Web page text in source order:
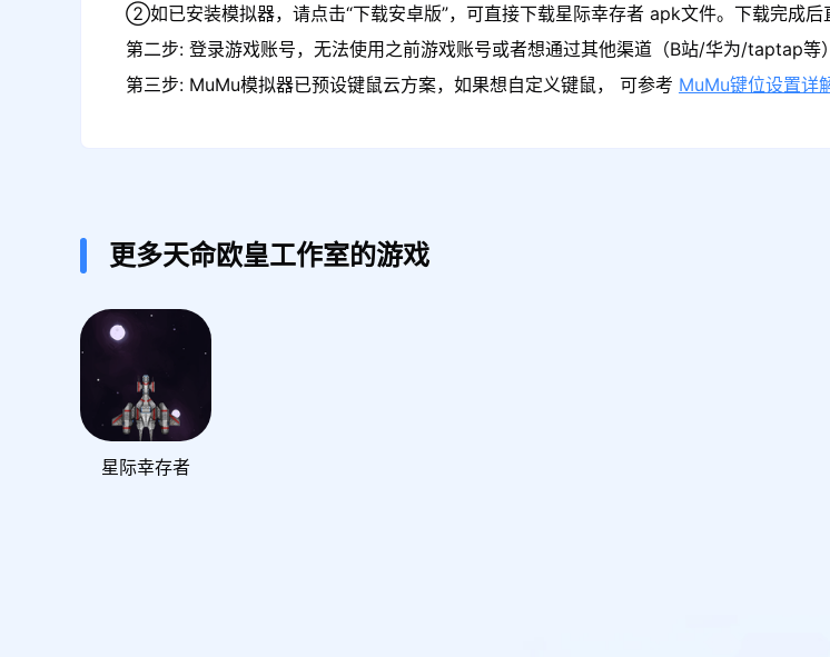
②如已安装模拟器，请点击“下载安卓版”，可直接下载星际幸存者 apk文件。下载完成后
第二步: 登录游戏账号，无法使用之前游戏账号或者想通过其他渠道（B站/华为/taptap等
第三步: MuMu模拟器已预设键鼠云方案，如果想自定义键鼠， 可参考 MuMu键位设置详
更多天命欧皇工作室的游戏
星际幸存者